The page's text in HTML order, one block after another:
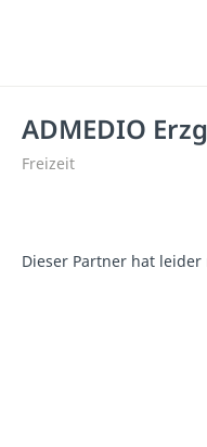
ADMEDIO
Freizeit
Dieser Partner hat